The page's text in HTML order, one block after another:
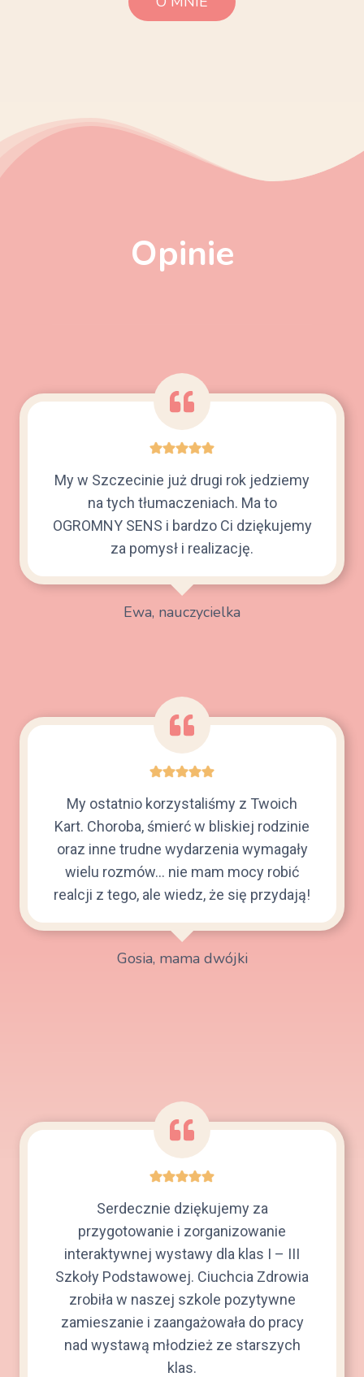
Opinie
My w Szczecinie już drugi rok jedziemy
na tych tłumaczeniach. Ma to
OGROMNY SENS i bardzo Ci dziękujemy
za pomysł i realizację.
Ewa, nauczycielka
My ostatnio korzystaliśmy z Twoich
Kart. Choroba, śmierć w bliskiej rodzinie
oraz inne trudne wydarzenia wymagały
wielu rozmów… nie mam mocy robić
realcji z tego, ale wiedz, że się przydają!
Gosia, mama dwójki
Serdecznie dziękujemy za
przygotowanie i zorganizowanie
interaktywnej wystawy dla klas I – III
Szkoły Podstawowej. Ciuchcia Zdrowia
zrobiła w naszej szkole pozytywne
zamieszanie i zaangażowała do pracy
nad wystawą młodzież ze starszych
klas.